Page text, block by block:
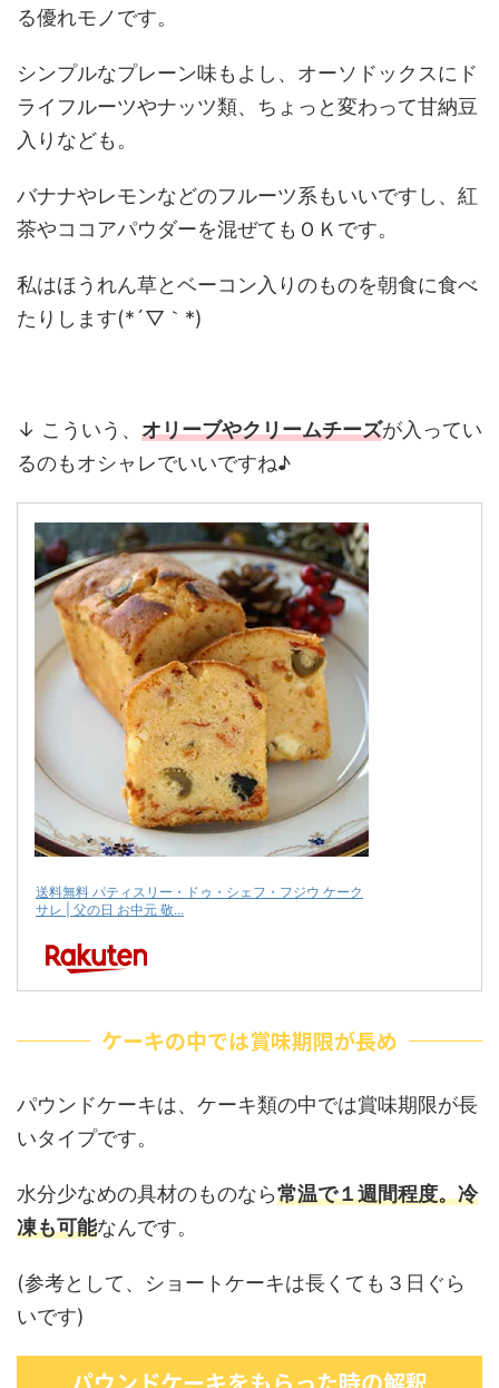
る優れモノです。
シンプルなプレーン味もよし、オーソドックスにド
ライフルーツやナッツ類、ちょっと変わって甘納豆
入りなども。
バナナやレモンなどのフルーツ系もいいですし、紅
茶やココアパウダーを混ぜてもＯＫです。
私はほうれん草とベーコン入りのものを朝食に食べ
たりします(*´▽｀*)
↓ こういう、 オリーブやクリームチーズが入ってい
るのもオシャレでいいですね♪
送料無料 パティスリー・ドゥ・シェフ・フジウ ケーク
サレ | 父の日 お中元 敬...
ケーキの中では賞味期限が長め
パウンドケーキは、ケーキ類の中では賞味期限が長
いタイプです。
水分少なめの具材のものなら常温で１週間程度。冷
凍も可能なんです。
(参考として、ショートケーキは長くても３日ぐら
いです)